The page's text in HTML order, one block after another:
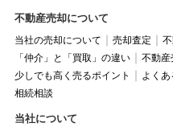
不動産売却について
当社の売却について 売却査定
「仲介」と「買取」の違い
不動産
少しでも高く売るポイント
よくあ
相続相談
当社について